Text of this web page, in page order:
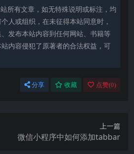
所有文章，如无特殊说明或标注，均
人或组织，在未征得本站同意时，
发布本站内容到任何网站、书籍等
内容侵犯了原著者的合法权益，可
分享 收藏 点赞(0)
上一篇
微信小程序中如何添加tabbar